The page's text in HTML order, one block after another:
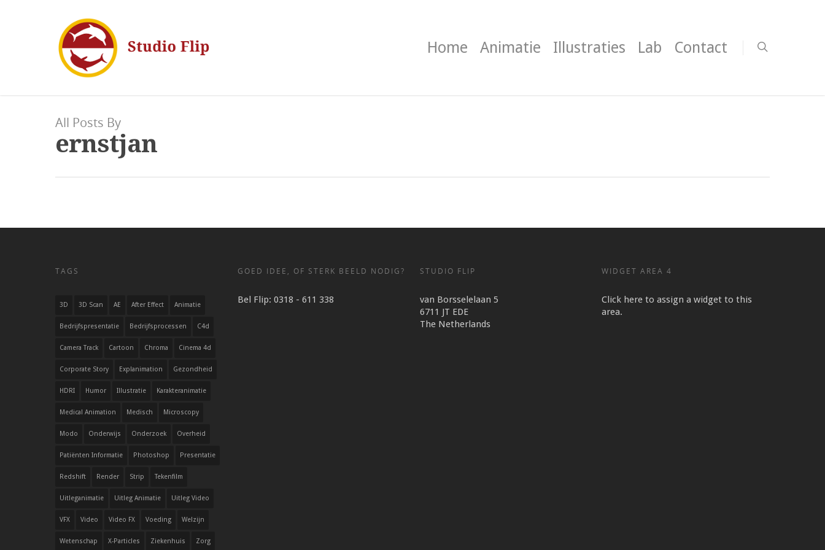
Home Animatie Illustraties Lab Contact
All Posts By
ernstjan
TAGS
3D 3D Scan AE After Effect Animatie
Bedrijfspresentatie Bedrijfsprocessen C4d
Camera Track Cartoon Chroma Cinema 4d
Corporate Story Explanimation Gezondheid
HDRI Humor Illustratie Karakteranimatie
Medical Animation Medisch Microscopy
Modo Onderwijs Onderzoek Overheid
Patiënten Informatie Photoshop Presentatie
Redshift Render Strip Tekenfilm
Uitleganimatie Uitleg Animatie Uitleg Video
VFX Video Video FX Voeding Welzijn
Wetenschap X-Particles Ziekenhuis Zorg
GOED IDEE, OF STERK BEELD NODIG?
Bel Flip: 0318 - 611 338
STUDIO FLIP
van Borsselelaan 5
6711 JT EDE
The Netherlands
WIDGET AREA 4
Click here to assign a widget to this
area.